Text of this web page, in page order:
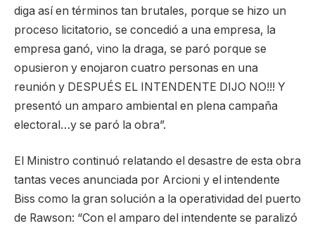
diga así en términos tan brutales, porque se hizo un
proceso licitatorio, se concedió a una empresa, la
empresa ganó, vino la draga, se paró porque se
opusieron y enojaron cuatro personas en una
reunión y DESPUÉS EL INTENDENTE DIJO NO!!! Y
presentó un amparo ambiental en plena campaña
electoral…y se paró la obra”.
El Ministro continuó relatando el desastre de esta obra
tantas veces anunciada por Arcioni y el intendente
Biss como la gran solución a la operatividad del puerto
de Rawson: “Con el amparo del intendente se paralizó